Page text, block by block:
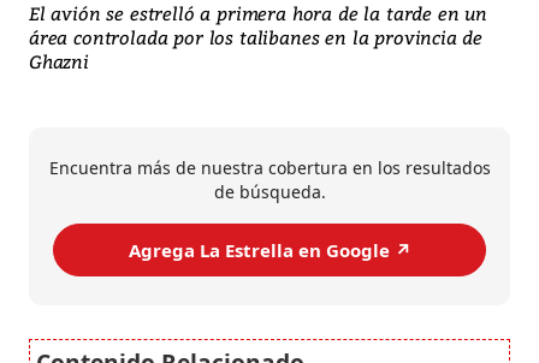
El avión se estrelló a primera hora de la tarde en un
área controlada por los talibanes en la provincia de
Ghazni
Encuentra más de nuestra cobertura en los resultados
de búsqueda.
Agrega La Estrella en Google ↗️